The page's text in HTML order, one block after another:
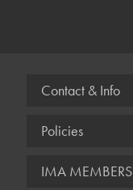
Contact & Info
Policies
IMA MEMBERS